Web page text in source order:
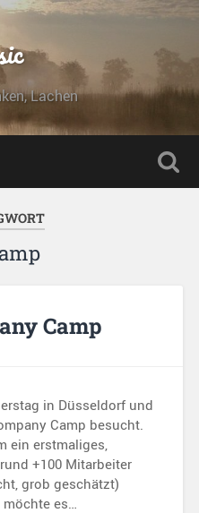
Lachen
Camp
in Düsseldorf und
Camp besucht.
ein erstmaliges,
+100 Mitarbeiter
grob geschätzt)
es…